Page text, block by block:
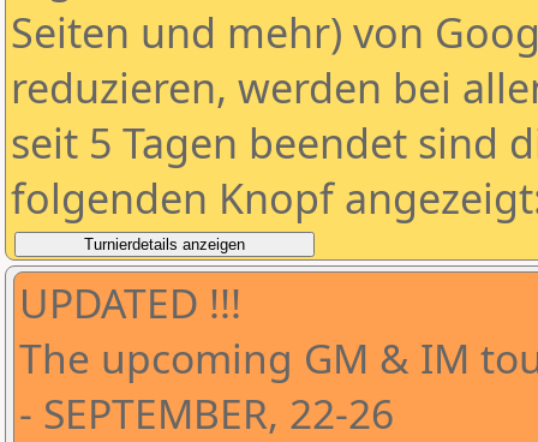
Seiten und mehr) von
reduzieren, werden bei
seit 5 Tagen beendet sind
folgenden Knopf
UPDATED !!!
The upcoming GM & IM
- SEPTEMBER, 22-26